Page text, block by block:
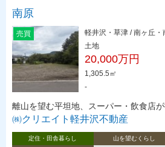
南原
売買
軽井沢・草津 / 南ヶ丘・
土地
20,000万円
1,305.5㎡
-
離山を望む平坦地、スーパー・飲食店
㈱クリエイト軽井沢不動産
定住・田舎暮らし 山を望むくらし